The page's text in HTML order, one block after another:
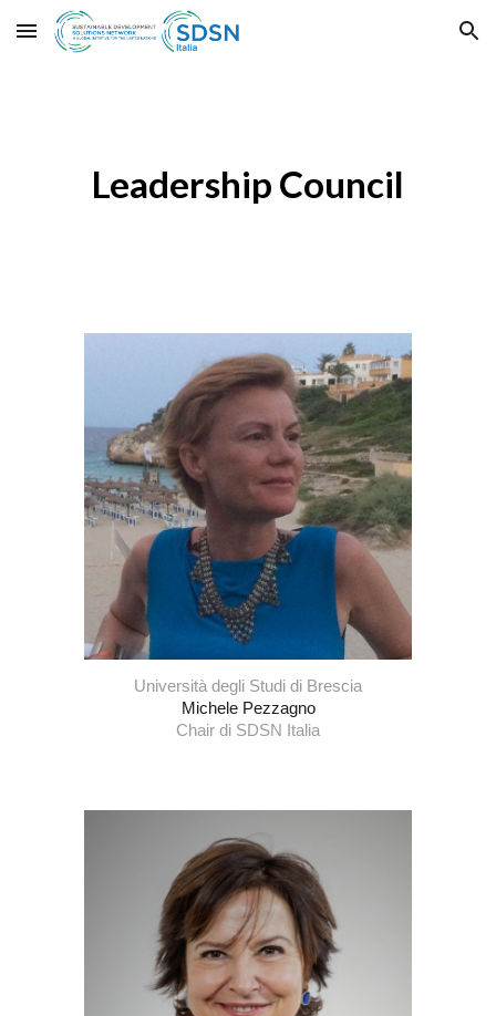
Skip to main content Skip to navigation
Leadership Council
Università degli Studi di Brescia
Michele Pezzagno
Chair di SDSN Italia